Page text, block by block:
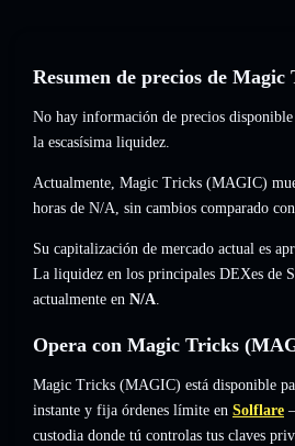
Resumen de precios de
No hay información de precios
la escasísima liquidez.
Actualmente, Magic Tricks (MAGIC)
horas de N/A, sin cambios comparado
Su capitalización de mercado actual es
La liquidez en los principales DEXes de
actualmente en N/A.
Opera con Magic Tricks
Magic Tricks (MAGIC) está disponible
instante y fija órdenes límite en Solflare
custodia donde tú controlas tus claves